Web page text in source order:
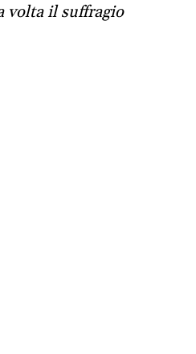
volta il suffragio